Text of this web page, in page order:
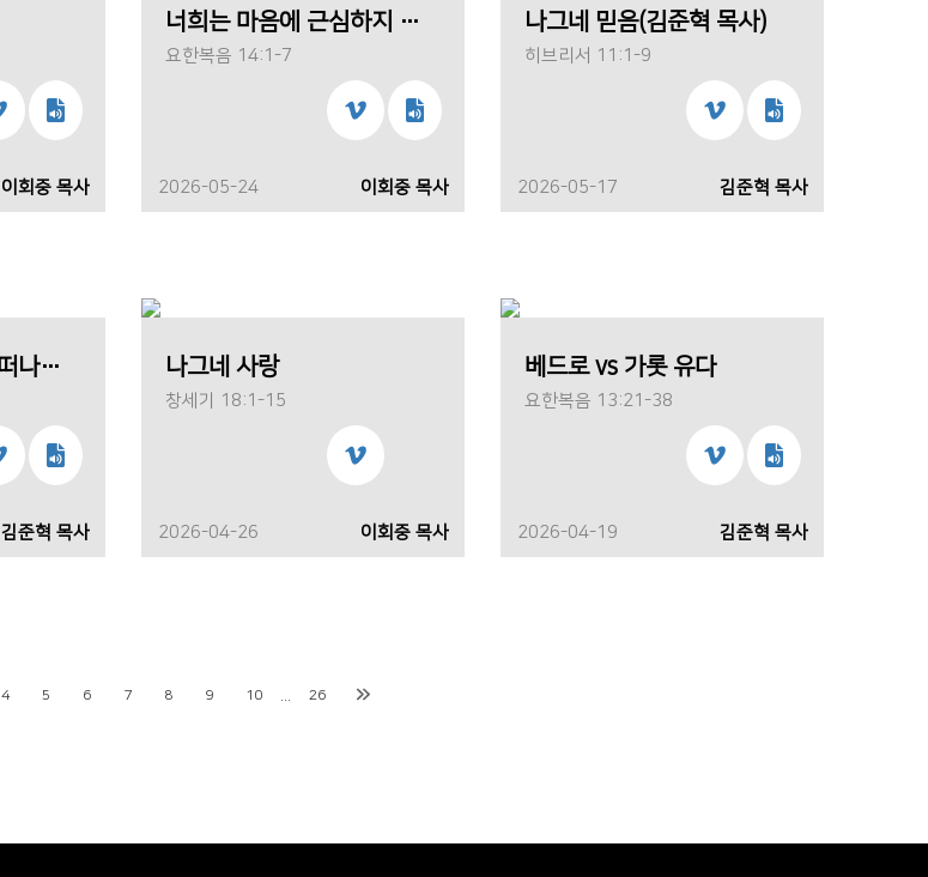
이회중 목사
너희는 마음에 근심하지 말라(이회중 목사)
요한복음 14:1-7
2026-05-24 이회중 목사
나그네 믿음(김준혁 목사)
히브리서 11:1-9
2026-05-17 김준혁 목사
왜 청년들은 교회를 떠나는가?(김준혁 목사)
김준혁 목사
나그네 사랑
창세기 18:1-15
2026-04-26 이회중 목사
베드로 vs 가롯 유다
요한복음 13:21-38
2026-04-19 김준혁 목사
4 5 6 7 8 9 10 26